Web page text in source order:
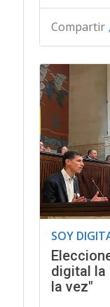
Compartir
SOY
digital la
la vez"